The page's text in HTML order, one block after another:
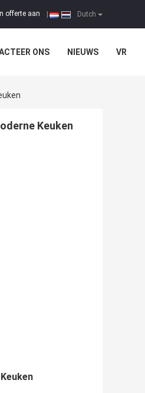
Dutch
offerte aan
ONS NIEUWS VR
Keuken